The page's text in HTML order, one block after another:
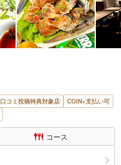
口コミ投稿特典対象店
COIN+支払い可
コース